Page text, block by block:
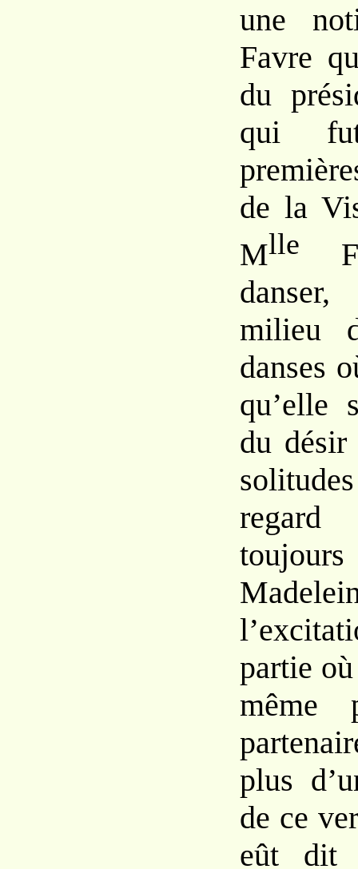
une
Favre
du
qui
de la
Mlle
milieu
danses
qu’elle
du
regard
partie
même
plus
de ce
eût dit